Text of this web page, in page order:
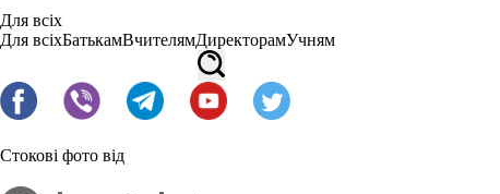
Для всіх
Для всіхБатькамВчителямДиректорамУчням
Стокові фото від